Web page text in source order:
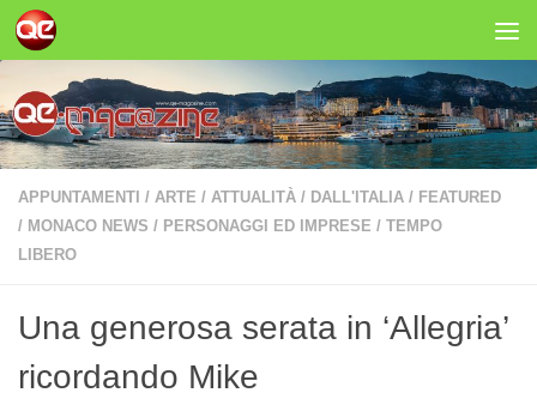
Salta al contenuto
APPUNTAMENTI / ARTE / ATTUALITÀ / DALL'ITALIA / FEATURED
/ MONACO NEWS / PERSONAGGI ED IMPRESE / TEMPO
LIBERO
Una generosa serata in ‘Allegria’
ricordando Mike